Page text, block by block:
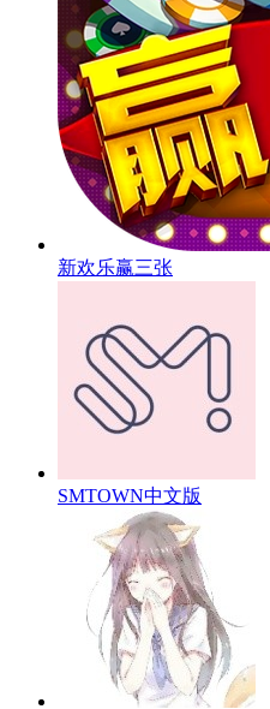
新欢乐赢三张
SMTOWN中文版